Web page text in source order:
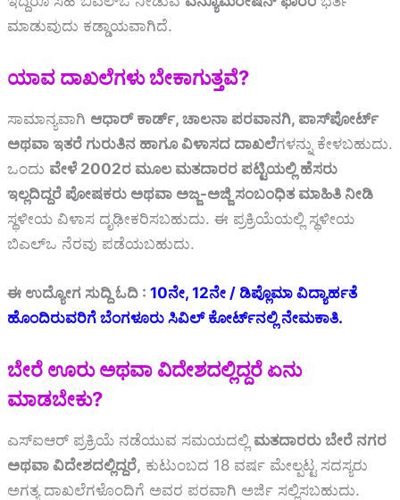
ಮಾಡುವುದು ಕಡ್ಡಾಯವಾಗಿದೆ.
ಯಾವ ದಾಖಲೆಗಳು ಬೇಕಾಗುತ್ತವೆ?
ಸಾಮಾನ್ಯವಾಗಿ ಆಧಾರ್ ಕಾರ್ಡ್, ಚಾಲನಾ ಪರವಾನಗಿ, ಪಾಸ್‌ಪೋರ್ಟ್
ಅಥವಾ ಇತರೆ ಗುರುತಿನ ಹಾಗೂ ವಿಳಾಸದ ದಾಖಲೆಗಳನ್ನು ಕೇಳಬಹುದು.
ಒಂದು ವೇಳೆ 2002ರ ಮೂಲ ಮತದಾರರ ಪಟ್ಟಿಯಲ್ಲಿ ಹೆಸರು
ಇಲ್ಲದಿದ್ದರೆ ಪೋಷಕರು ಅಥವಾ ಅಜ್ಜ-ಅಜ್ಜಿ ಸಂಬಂಧಿತ ಮಾಹಿತಿ ನೀಡಿ
ಸ್ಥಳೀಯ ವಿಳಾಸ ದೃಢೀಕರಿಸಬಹುದು. ಈ ಪ್ರಕ್ರಿಯೆಯಲ್ಲಿ ಸ್ಥಳೀಯ
ಬಿಎಲ್‌ಒ ನೆರವು ಪಡೆಯಬಹುದು.
ಈ ಉದ್ಯೋಗ ಸುದ್ದಿ ಓದಿ : 10ನೇ, 12ನೇ / ಡಿಪ್ಲೊಮಾ ವಿದ್ಯಾರ್ಹತೆ
ಹೊಂದಿರುವರಿಗೆ ಬೆಂಗಳೂರು ಸಿವಿಲ್ ಕೋರ್ಟ್‌ನಲ್ಲಿ ನೇಮಕಾತಿ.
ಬೇರೆ ಊರು ಅಥವಾ ವಿದೇಶದಲ್ಲಿದ್ದರೆ ಏನು
ಮಾಡಬೇಕು?
ಎಸ್‌ಐಆರ್‌ ಪ್ರಕ್ರಿಯೆ ನಡೆಯುವ ಸಮಯದಲ್ಲಿ ಮತದಾರರು ಬೇರೆ ನಗರ
ಅಥವಾ ವಿದೇಶದಲ್ಲಿದ್ದರೆ, ಕುಟುಂಬದ 18 ವರ್ಷ ಮೇಲ್ಪಟ್ಟ ಸದಸ್ಯರು
ಅಗತ್ಯ ದಾಖಲೆಗಳೊಂದಿಗೆ ಅವರ ಪರವಾಗಿ ಅರ್ಜಿ ಸಲ್ಲಿಸಬಹುದು.